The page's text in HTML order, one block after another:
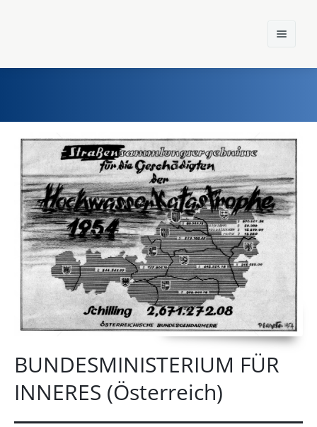
Home
Einst und Heute
Marken
Konzerne
Epoche
BUNDESMINISTERIUM FÜR
INNERES (Österreich)